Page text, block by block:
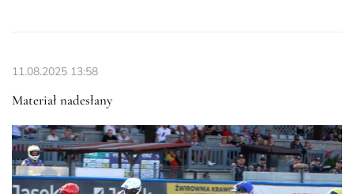
11.08.2025 13:58
Materiał nadesłany